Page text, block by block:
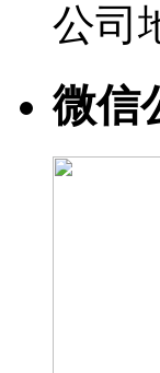
公司
微信